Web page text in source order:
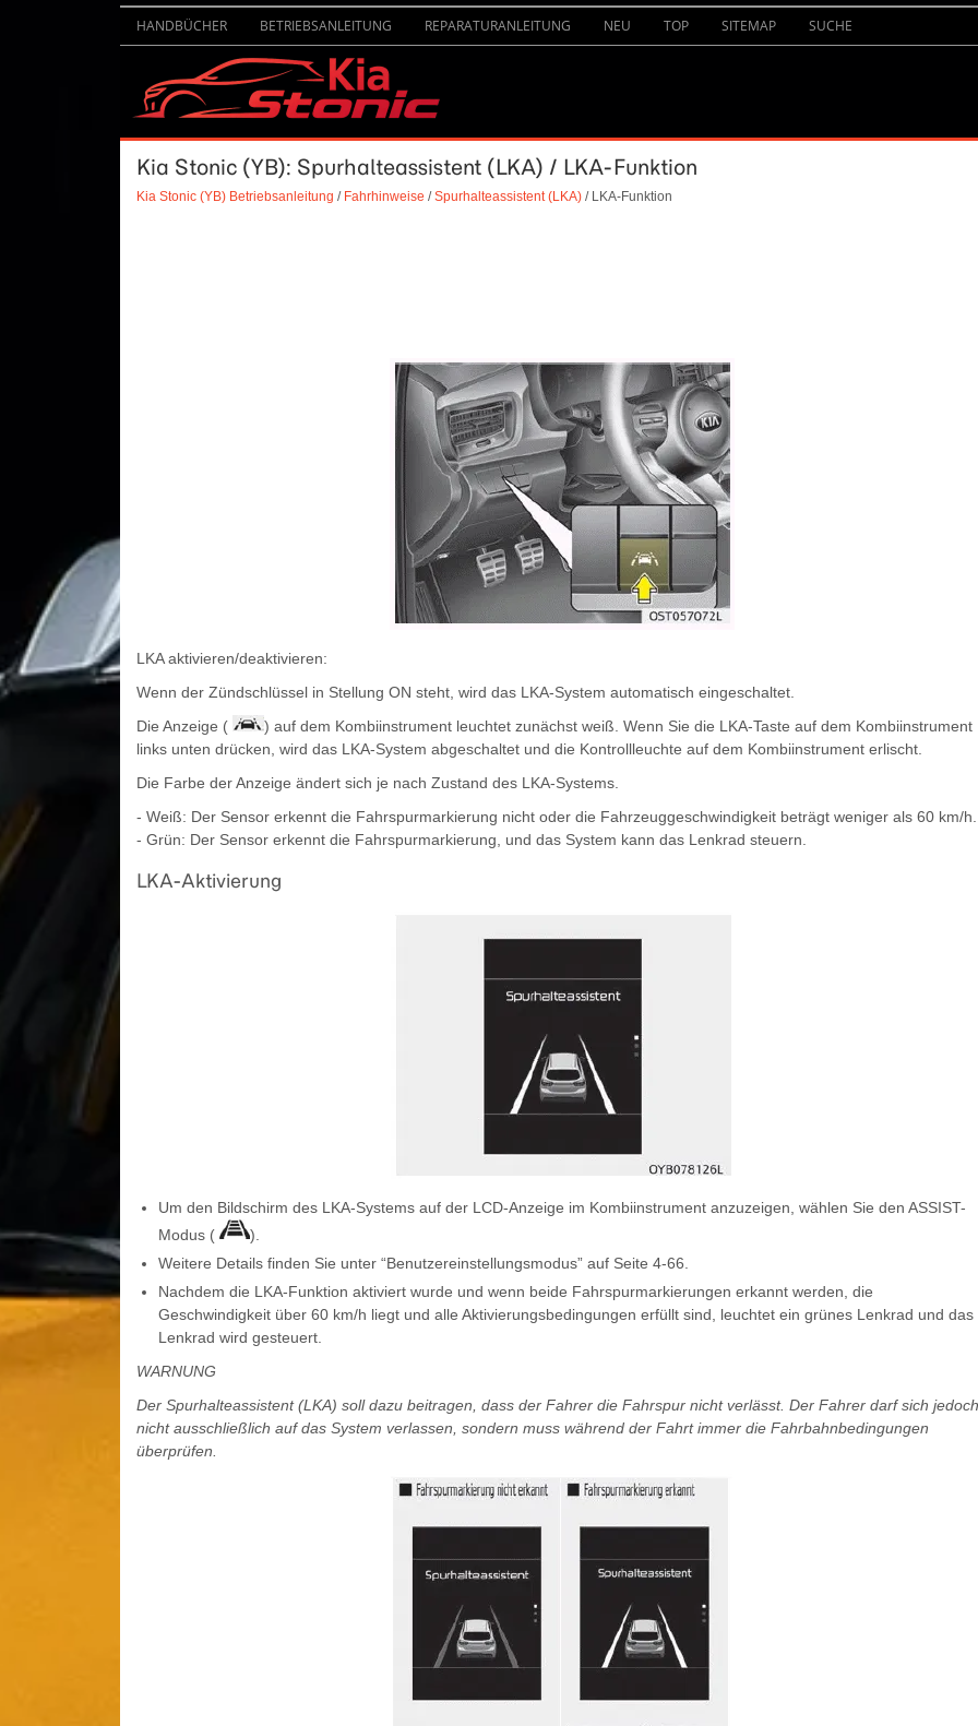
HANDBÜCHER BETRIEBSANLEITUNG REPARATURANLEITUNG NEU TOP SITEMAP SUCHE
Kia Stonic (YB): Spurhalteassistent (LKA) / LKA-Funktion
Kia Stonic (YB) Betriebsanleitung / Fahrhinweise /Spurhalteassistent (LKA)/ LKA-Funktion
LKA aktivieren/deaktivieren:
Wenn der Zündschlüssel in Stellung ON steht, wird das LKA-System automatisch eingeschaltet.
Die Anzeige (
) auf dem Kombiinstrument leuchtet zunächst weiß. Wenn Sie die LKA-Taste auf dem Kombiinstrument
links unten drücken, wird das LKA-System abgeschaltet und die Kontrollleuchte auf dem Kombiinstrument erlischt.
Die Farbe der Anzeige ändert sich je nach Zustand des LKA-Systems.
- Weiß: Der Sensor erkennt die Fahrspurmarkierung nicht oder die Fahrzeuggeschwindigkeit beträgt weniger als 60 km/h.
- Grün: Der Sensor erkennt die Fahrspurmarkierung, und das System kann das Lenkrad steuern.
LKA-Aktivierung
Um den Bildschirm des LKA-Systems auf der LCD-Anzeige im Kombiinstrument anzuzeigen, wählen Sie den ASSIST-
Modus (
).
Weitere Details finden Sie unter “Benutzereinstellungsmodus” auf Seite 4-66.
Nachdem die LKA-Funktion aktiviert wurde und wenn beide Fahrspurmarkierungen erkannt werden, die
Geschwindigkeit über 60 km/h liegt und alle Aktivierungsbedingungen erfüllt sind, leuchtet ein grünes Lenkrad und das
Lenkrad wird gesteuert.
WARNUNG
Der Spurhalteassistent (LKA) soll dazu beitragen, dass der Fahrer die Fahrspur nicht verlässt. Der Fahrer darf sich jedoch
nicht ausschließlich auf das System verlassen, sondern muss während der Fahrt immer die Fahrbahnbedingungen
überprüfen.